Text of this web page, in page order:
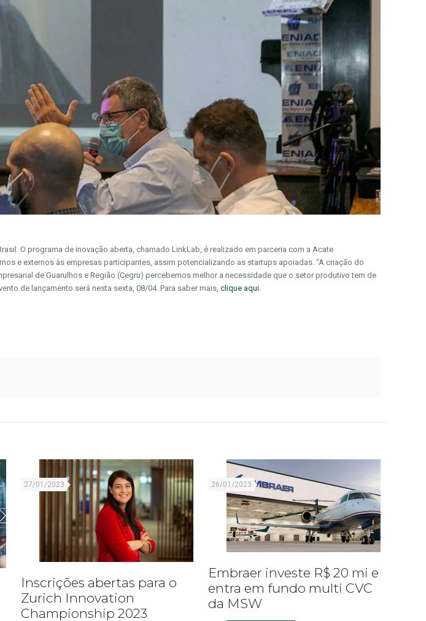
O programa de inovação aberta, chamado LinkLab, é realizado em parceria com a Acate
e externos às empresas participantes, assim potencializando as startups apoiadas. “A criação do
de Guarulhos e Região (Cegru) percebemos melhor a necessidade que o setor produtivo tem de
de lançamento será nesta sexta, 08/04. Para saber mais,clique aqui.
27/01/2023
Inscrições abertas para o
Zurich Innovation
Championship 2023
26/01/2023
Embraer investe R$ 20 mi e
entra em fundo multi CVC
da MSW